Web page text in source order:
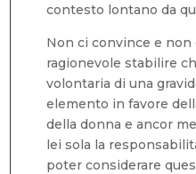
contesto lontano da
Non ci convince e non
ragionevole stabilire
volontaria di una
elemento in favore
della donna e ancor
lei sola la
poter considerare